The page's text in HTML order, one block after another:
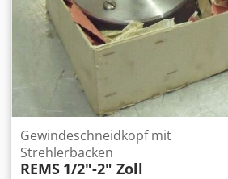
Gewindeschneidkopf mit
Strehlerbacken
REMS 1/2"-2" Zoll